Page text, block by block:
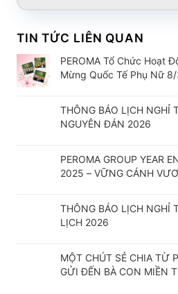
TIN TỨC LIÊN QUAN
PEROMA Tổ Chức Hoạt
Mừng Quốc Tế Phụ Nữ
THÔNG BÁO LỊCH NGHỈ
NGUYÊN ĐÁN 2026
PEROMA GROUP YEAR
2025 – VỮNG CÁNH
THÔNG BÁO LỊCH NGHỈ
LỊCH 2026
MỘT CHÚT SẺ CHIA TỪ
GỬI ĐẾN BÀ CON MIỀN